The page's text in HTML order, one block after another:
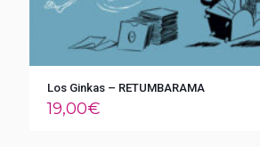
Los Ginkas – RETUMBARAMA
19,00€